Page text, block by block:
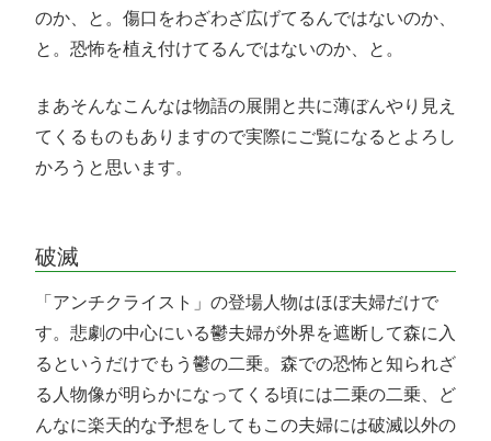
のか、と。傷口をわざわざ広げてるんではないのか、
と。恐怖を植え付けてるんではないのか、と。
まあそんなこんなは物語の展開と共に薄ぼんやり見え
てくるものもありますので実際にご覧になるとよろし
かろうと思います。
破滅
「アンチクライスト」の登場人物はほぼ夫婦だけで
す。悲劇の中心にいる鬱夫婦が外界を遮断して森に入
るというだけでもう鬱の二乗。森での恐怖と知られざ
る人物像が明らかになってくる頃には二乗の二乗、ど
んなに楽天的な予想をしてもこの夫婦には破滅以外の